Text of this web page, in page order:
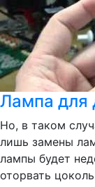
Лампа для
Но, в таком
лишь замены
лампы будет
оторвать